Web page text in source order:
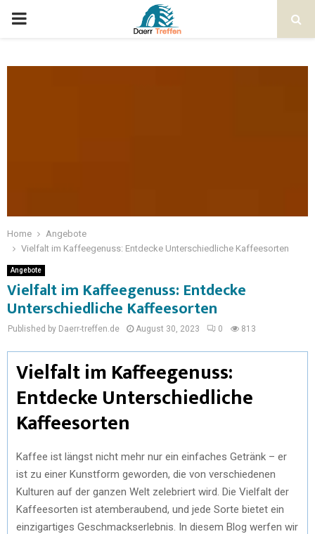
Home
Angebote
Vielfalt im Kaffeegenuss: Entdecke Unterschiedliche Kaffeesorten
Angebote
Vielfalt im Kaffeegenuss: Entdecke
Unterschiedliche Kaffeesorten
Published by Daerr-treffen.de August 30, 2023 0 813
Vielfalt im Kaffeegenuss:
Entdecke Unterschiedliche
Kaffeesorten
Kaffee ist längst nicht mehr nur ein einfaches Getränk – er
ist zu einer Kunstform geworden, die von verschiedenen
Kulturen auf der ganzen Welt zelebriert wird. Die Vielfalt der
Kaffeesorten ist atemberaubend, und jede Sorte bietet ein
einzigartiges Geschmackserlebnis. In diesem Blog werfen wir